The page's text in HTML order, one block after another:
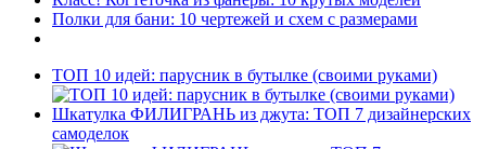
Полки для бани: 10 чертежей и схем с размерами
ТОП 10 идей: парусник в бутылке (своими руками)
Шкатулка ФИЛИГРАНЬ из джута: ТОП 7 дизайнерских
самоделок